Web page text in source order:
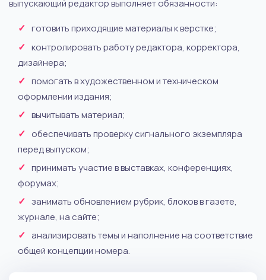
выпускающий редактор выполняет обязанности:
готовить приходящие материалы к верстке;
контролировать работу редактора, корректора,
дизайнера;
помогать в художественном и техническом
оформлении издания;
вычитывать материал;
обеспечивать проверку сигнального экземпляра
перед выпуском;
принимать участие в выставках, конференциях,
форумах;
занимать обновлением рубрик, блоков в газете,
журнале, на сайте;
анализировать темы и наполнение на соответствие
общей концепции номера.